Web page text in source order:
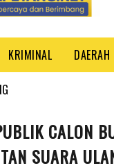
KRIMINAL DAERAH
CALON
SUARA